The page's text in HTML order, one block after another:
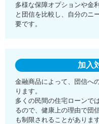
多様な保障オプションや金
と団信を比較し、自分のニ
要です。
加入
金融商品によって、団信へ
ります。
多くの民間の住宅ローンで
るので、健康上の理由で団
も制限されることがあります